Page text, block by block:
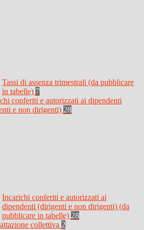
Tassi di assenza trimestrali (da pubblicare
in tabelle) 7
conferiti e autorizzati ai dipendenti
e non dirigenti) 28
Incarichi conferiti e autorizzati ai
dipendenti (dirigenti e non dirigenti) (da
pubblicare in tabelle) 28
collettiva 2